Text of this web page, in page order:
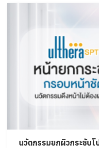
นวัตกรรมยกผิวกระชับ